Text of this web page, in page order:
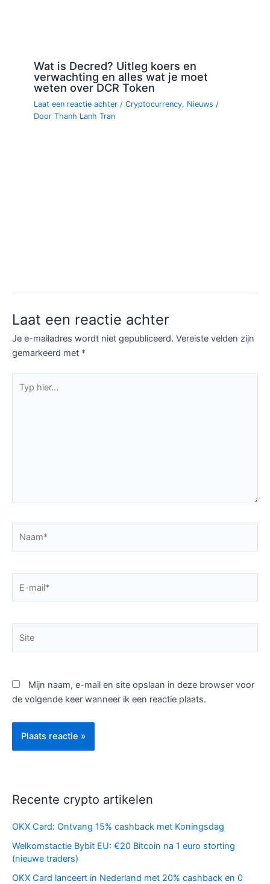
Wat is Decred? Uitleg koers en
verwachting en alles wat je moet
weten over DCR Token
Laat een reactie achter /Cryptocurrency, Nieuws /
DoorThanh Lanh Tran
Laat een reactie achter
Je e-mailadres wordt niet gepubliceerd. Vereiste velden zijn
gemarkeerd met *
hier...
mail*
Mijn naam, e-mail en site opslaan in deze browser voor
de volgende keer wanneer ik een reactie plaats.
Recente crypto artikelen
OKX Card: Ontvang 15% cashback met Koningsdag
Welkomstactie Bybit EU: €20 Bitcoin na 1 euro storting
(nieuwe traders)
OKX Card lanceert in Nederland met 20% cashback en 0